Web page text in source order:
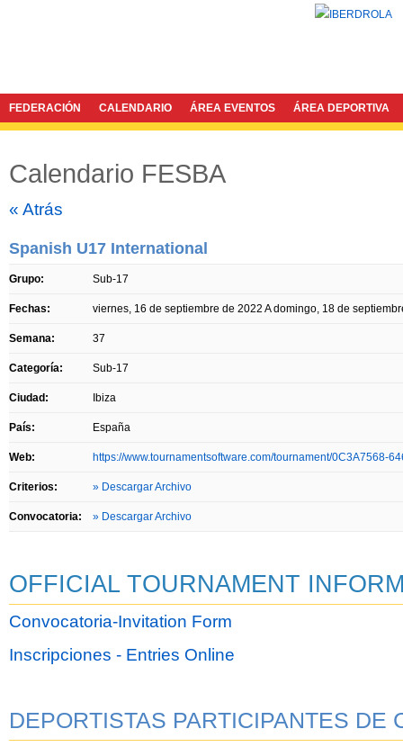
FEDERACIÓN CALENDARIO ÁREA EVENTOS ÁREA DEPORTIVA
Calendario FESBA
« Atrás
Spanish U17 International
Grupo: Sub-17
Fechas: viernes, 16 de septiembre de 2022 Adomingo, 18 de
Semana: 37
Categoría: Sub-17
Ciudad: Ibiza
País: España
Web: https://www.tournamentsoftware.com/tournament/0C3A7568-
Criterios: » Descargar Archivo
Convocatoria: » Descargar Archivo
OFFICIAL TOURNAMENT
Convocatoria-Invitation Form
Inscripciones - Entries Online
DEPORTISTAS PARTICIPANTES DE